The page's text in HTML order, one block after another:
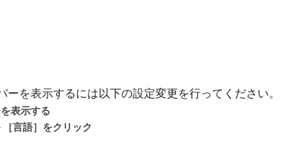
ーを表示するには以下の設定変更を行ってください。
表示する
［言語］をクリック